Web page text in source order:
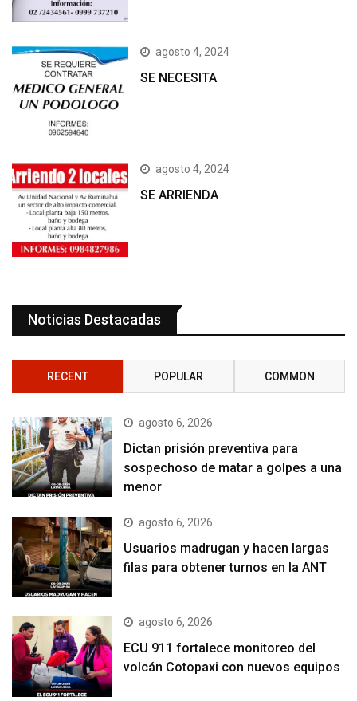
agosto 4, 2024
SE NECESITA
agosto 4, 2024
SE ARRIENDA
Noticias Destacadas
RECENT POPULAR COMMON
agosto 6, 2026
Dictan prisión preventiva para
sospechoso de matar a golpes a una
menor
agosto 6, 2026
Usuarios madrugan y hacen largas
filas para obtener turnos en la ANT
agosto 6, 2026
ECU 911 fortalece monitoreo del
volcán Cotopaxi con nuevos equipos